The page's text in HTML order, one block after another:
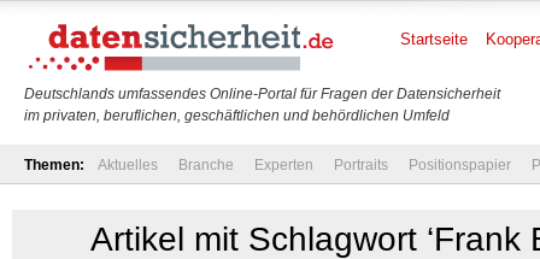
Deutschlands umfassendes Online-Portal für Fragen der Datensicherheit
im privaten, beruflichen, geschäftlichen und behördlichen Umfeld
Startseite
Themen: Aktuelles Branche Experten Portraits Positionspapier
Artikel mit Schlagwort ‘Frank